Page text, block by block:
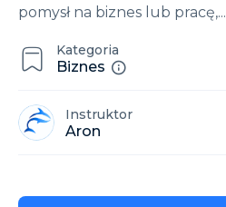
Kategoria
Biznes
Instruktor
Aron
pomysł na biznes lub pracę,...